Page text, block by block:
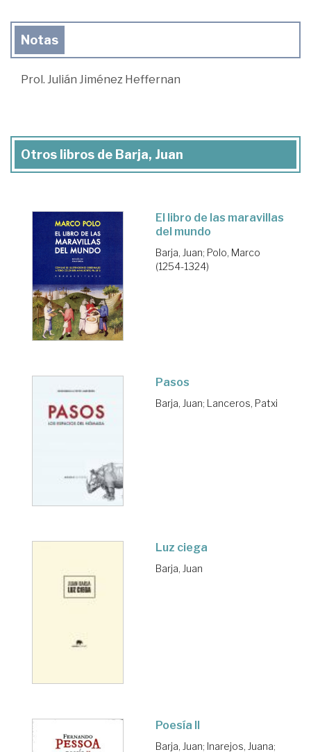
Notas
Prol. Julián Jiménez Heffernan
Otros libros de Barja, Juan
El libro de las maravillas
del mundo
Barja, Juan; Polo, Marco
(1254-1324)
Pasos
Barja, Juan; Lanceros, Patxi
Luz ciega
Barja, Juan
Poesía II
Barja, Juan; Inarejos, Juana;